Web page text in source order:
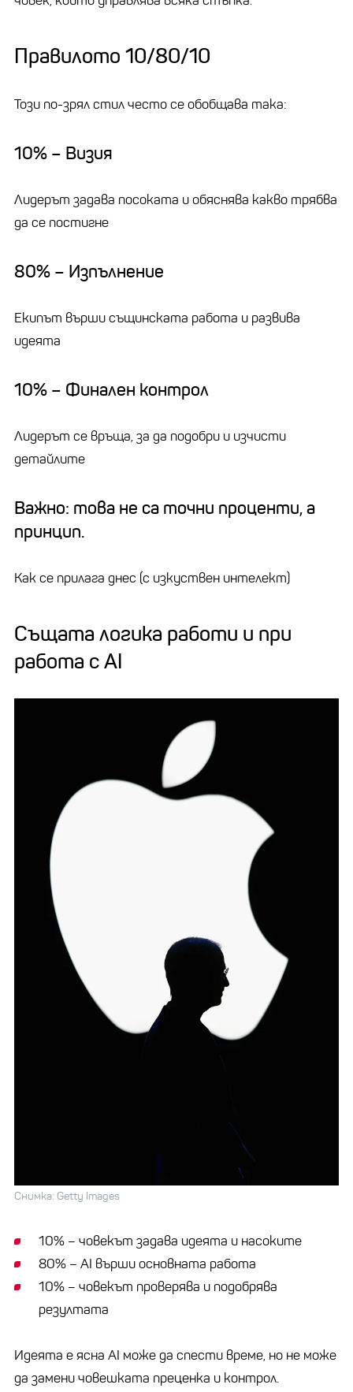
Правилото 10/80/10
Този по-зрял стил често се обобщава така:
10% – Визия
Лидерът задава посоката и обяснява какво трябва
да се постигне
80% – Изпълнение
Екипът върши същинската работа и развива
идеята
10% – Финален контрол
Лидерът се връща, за да подобри и изчисти
детайлите
Важно: това не са точни проценти, а
принцип.
Как се прилага днес (с изкуствен интелект)
Същата логика работи и при
работа с AI
Снимка: Getty Images
10% – човекът задава идеята и насоките
80% – AI върши основната работа
10% – човекът проверява и подобрява
резултата
Идеята е ясна AI може да спести време, но не може
да замени човешката преценка и контрол.